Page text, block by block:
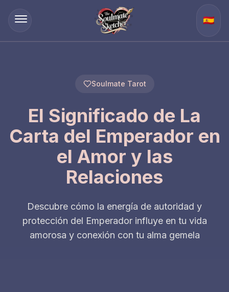
🇪🇸
Soulmate Tarot
El Significado de La
Carta del Emperador en
el Amor y las
Relaciones
Descubre cómo la energía de autoridad y
protección del Emperador influye en tu vida
amorosa y conexión con tu alma gemela